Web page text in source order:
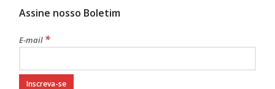
Assine nosso Boletim
E-mail *